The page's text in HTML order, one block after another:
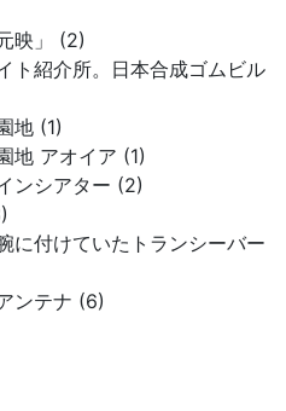
映」 (2)
ト紹介所。日本合成ゴムビル
地 (1)
地 アオイア (1)
ンシアター (2)
に付けていたトランシーバー
ンテナ (6)